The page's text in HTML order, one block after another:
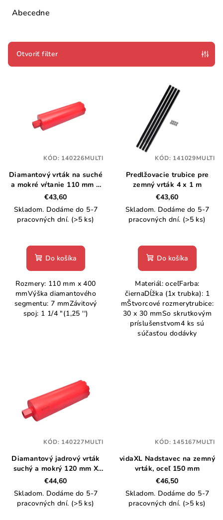
p
v
Abecedne
Otvoriť filter
oDiamantový vrták na suché
a mokré vŕtanie 110 mm X
400 mm
€43,60
Skladom. Dodáme do 5-7
pracovných dní. (>5 ks)
Do košíka
Rozmery: 110 mm x 400
mmVýška diamantového
segmentu: 7 mmZávitový
spoj: 1 1/4 "(1,25 '')
KÓD: 140226MULTI
Predlžovacie trubice pre
zemný vrták 4 x 1 m
€43,60
Skladom. Dodáme do 5-7
pracovných dní. (>5 ks)
Do košíka
Materiál: oceľFarba:
čiernaDĺžka (1x trubka): 1
mŠtvorcové rozmerytrubice:
30 x 30 mmSo skrutkovým
príslušenstvom4 ks sú
súčasťou dodávky
KÓD: 141029MULTI
Diamantový jadrový vrták
suchý a mokrý 120 mm X
400 mm
€44,60
Skladom. Dodáme do 5-7
pracovných dní. (>5 ks)
KÓD: 140227MULTI
vidaXL Nadstavec na zemný
vrták, oceľ 150 mm
€46,50
Skladom. Dodáme do 5-7
pracovných dní. (>5 ks)
KÓD: 145167MULTI